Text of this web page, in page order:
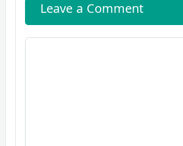
Leave a Comment
Comment